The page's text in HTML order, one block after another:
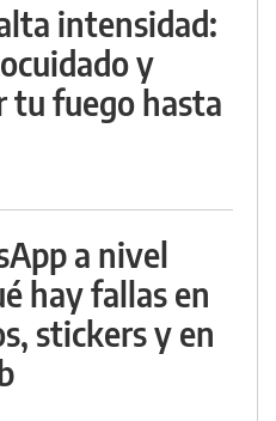
intensidad:
y
tu fuego hasta
a nivel
hay fallas en
stickers y en